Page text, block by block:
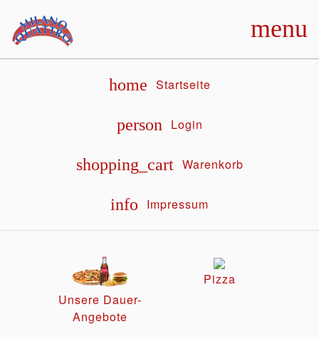
menu
home Startseite
person Login
shopping_cart Warenkorb
info Impressum
Unsere Dauer-
Angebote
Pizza